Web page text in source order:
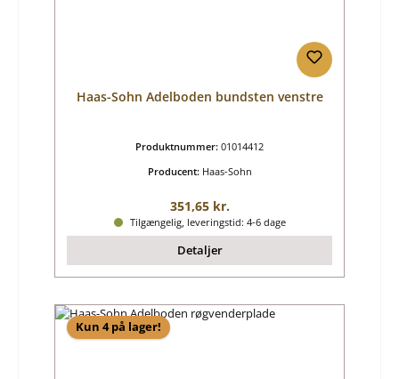
Haas-Sohn Adelboden bundsten venstre
Produktnummer: 01014412
Producent: Haas-Sohn
Almindelig pris:
351,65 kr.
Tilgængelig, leveringstid: 4-6 dage
Detaljer
Kun 4 på lager!